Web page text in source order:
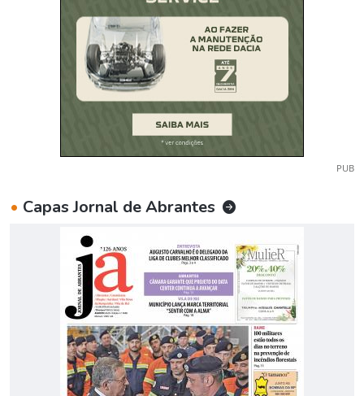
PUB
• Capas Jornal de Abrantes